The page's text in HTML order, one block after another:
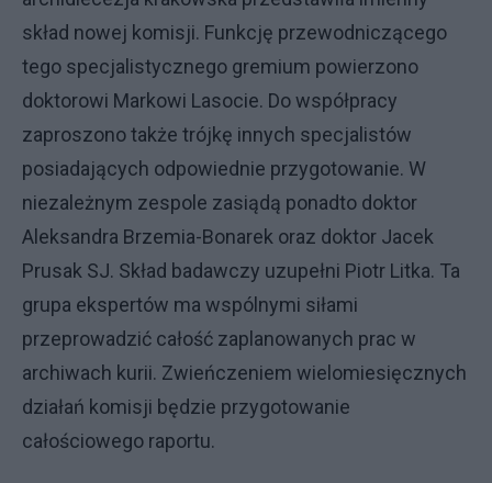
skład nowej komisji. Funkcję przewodniczącego
tego specjalistycznego gremium powierzono
doktorowi Markowi Lasocie. Do współpracy
zaproszono także trójkę innych specjalistów
posiadających odpowiednie przygotowanie. W
niezależnym zespole zasiądą ponadto doktor
Aleksandra Brzemia-Bonarek oraz doktor Jacek
Prusak SJ. Skład badawczy uzupełni Piotr Litka. Ta
grupa ekspertów ma wspólnymi siłami
przeprowadzić całość zaplanowanych prac w
archiwach kurii. Zwieńczeniem wielomiesięcznych
działań komisji będzie przygotowanie
całościowego raportu.